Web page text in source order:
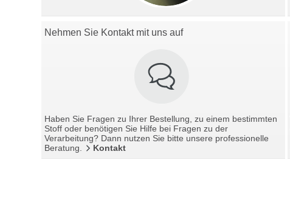
Nehmen Sie Kontakt mit uns auf
Haben Sie Fragen zu Ihrer Bestellung, zu einem bestimmten
Stoff oder benötigen Sie Hilfe bei Fragen zu der
Verarbeitung? Dann nutzen Sie bitte unsere professionelle
Beratung.
Kontakt